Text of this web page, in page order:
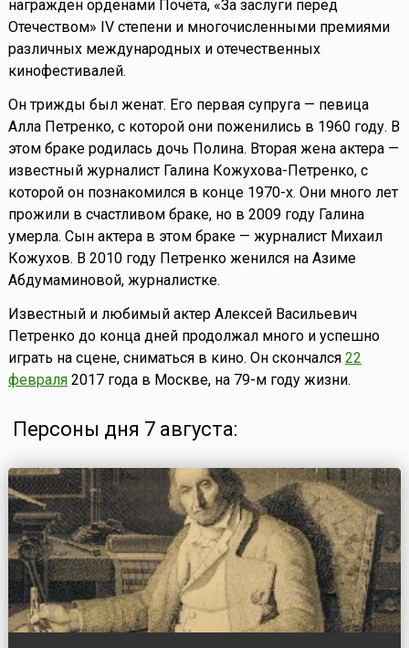
награжден орденами Почёта, «За заслуги перед
Отечеством» IV степени и многочисленными премиями
различных международных и отечественных
кинофестивалей.
Он трижды был женат. Его первая супруга — певица
Алла Петренко, с которой они поженились в 1960 году. В
этом браке родилась дочь Полина. Вторая жена актера —
известный журналист Галина Кожухова-Петренко, с
которой он познакомился в конце 1970-х. Они много лет
прожили в счастливом браке, но в 2009 году Галина
умерла. Сын актера в этом браке — журналист Михаил
Кожухов. В 2010 году Петренко женился на Азиме
Абдумаминовой, журналистке.
Известный и любимый актер Алексей Васильевич
Петренко до конца дней продолжал много и успешно
играть на сцене, сниматься в кино. Он скончался 22
февраля2017 года в Москве, на 79-м году жизни.
Персоны дня 7 августа: